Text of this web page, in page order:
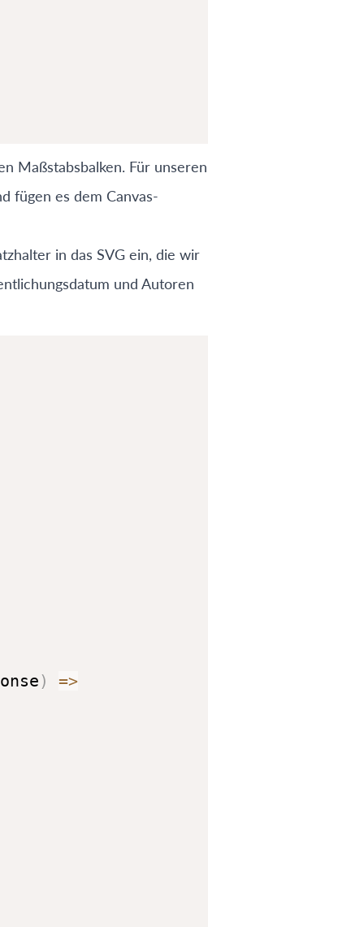
Maßstabsbalken. Für unseren
fügen es dem Canvas-
in das SVG ein, die wir
und Autoren
)
=>